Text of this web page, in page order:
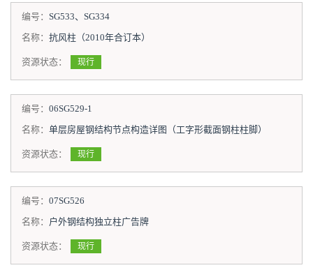
编号： SG533、SG334
名称： 抗风柱（2010年合订本）
资源状态： 现行
编号： 06SG529-1
名称： 单层房屋钢结构节点构造详图（工字形截面钢柱柱脚）
资源状态： 现行
编号： 07SG526
名称： 户外钢结构独立柱广告牌
资源状态： 现行